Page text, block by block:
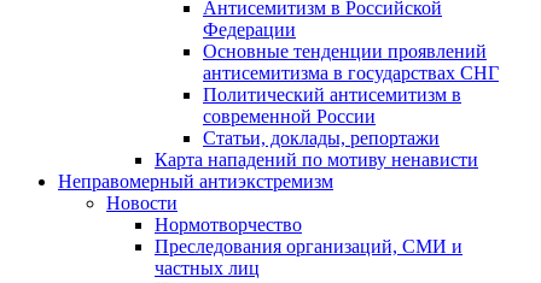
Антисемитизм в Российской
Федерации
Основные тенденции проявлений
антисемитизма в государствах СНГ
Политический антисемитизм в
современной России
Статьи, доклады, репортажи
Карта нападений по мотиву ненависти
Неправомерный антиэкстремизм
Новости
Нормотворчество
Преследования организаций, СМИ и
частных лиц